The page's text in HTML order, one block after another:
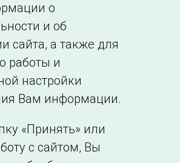
новости
Филиалы и
представительства
Сведения об
образовательной
о
и об
сайта, а также для
работы и
настройки
Вам информации.
«Принять» или
с сайтом, Вы